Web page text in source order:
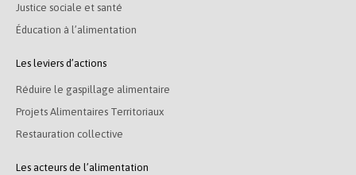
Justice sociale et santé
Éducation à l’alimentation
Les leviers d’actions
Réduire le gaspillage alimentaire
Projets Alimentaires Territoriaux
Restauration collective
Les acteurs de l’alimentation